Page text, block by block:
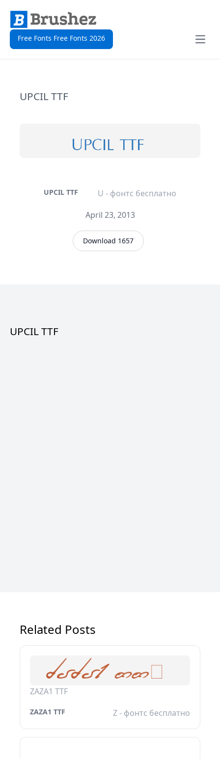
Free Fonts Free Fonts 2026
Open
UPCIL TTF
UPCIL TTF
U - фонтс бесплатно
April 23, 2013
Download 1657
UPCIL TTF
Related Posts
ZAZA1 TTF
ZAZA1 TTF Z - фонтс бесплатно